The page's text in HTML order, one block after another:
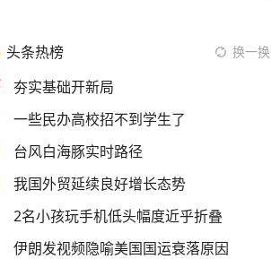
头条热榜 换一换
夯实基础开新局
一些民办高校招不到学生了
台风白海豚实时路径
我国外贸延续良好增长态势
2名小孩玩手机低头幅度近乎折叠
伊朗发视频隐喻美国国运衰落原因